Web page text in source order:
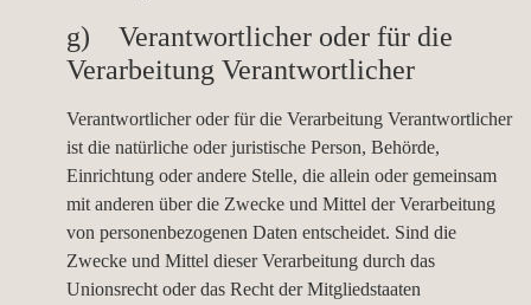
g) Verantwortlicher oder für die
Verarbeitung Verantwortlicher
Verantwortlicher oder für die Verarbeitung Verantwortlicher
ist die natürliche oder juristische Person, Behörde,
Einrichtung oder andere Stelle, die allein oder gemeinsam
mit anderen über die Zwecke und Mittel der Verarbeitung
von personenbezogenen Daten entscheidet. Sind die
Zwecke und Mittel dieser Verarbeitung durch das
Unionsrecht oder das Recht der Mitgliedstaaten